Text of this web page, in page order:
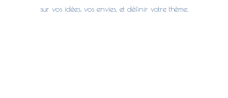
sur vos idées, vos envies, et définir votre thème.